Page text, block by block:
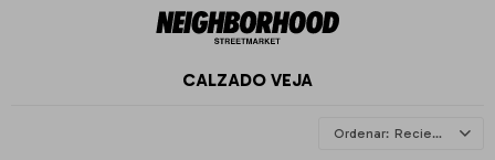
CALZADO VEJA
Recientes